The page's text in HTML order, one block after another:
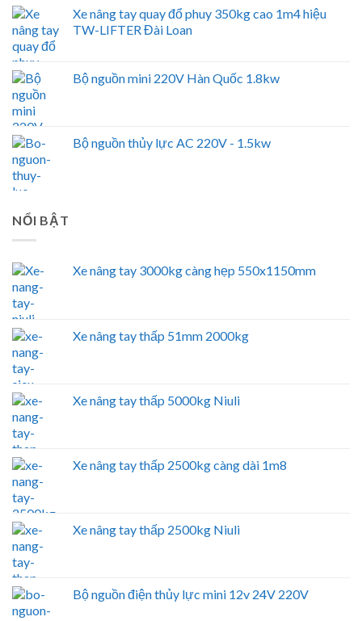
Xe nâng tay quay đổ phuy 350kg cao 1m4 hiệu
TW-LIFTER Đài Loan
Bộ nguồn mini 220V Hàn Quốc 1.8kw
Bộ nguồn thủy lực AC 220V - 1.5kw
NỔI BẬT
Xe nâng tay 3000kg càng hẹp 550x1150mm
Xe nâng tay thấp 51mm 2000kg
Xe nâng tay thấp 5000kg Niuli
Xe nâng tay thấp 2500kg càng dài 1m8
Xe nâng tay thấp 2500kg Niuli
Bộ nguồn điện thủy lực mini 12v 24V 220V